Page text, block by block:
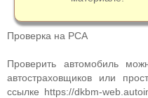
Проверка на РСА
Проверить автомобиль
автостраховщиков или
ссылке https://dkbm-